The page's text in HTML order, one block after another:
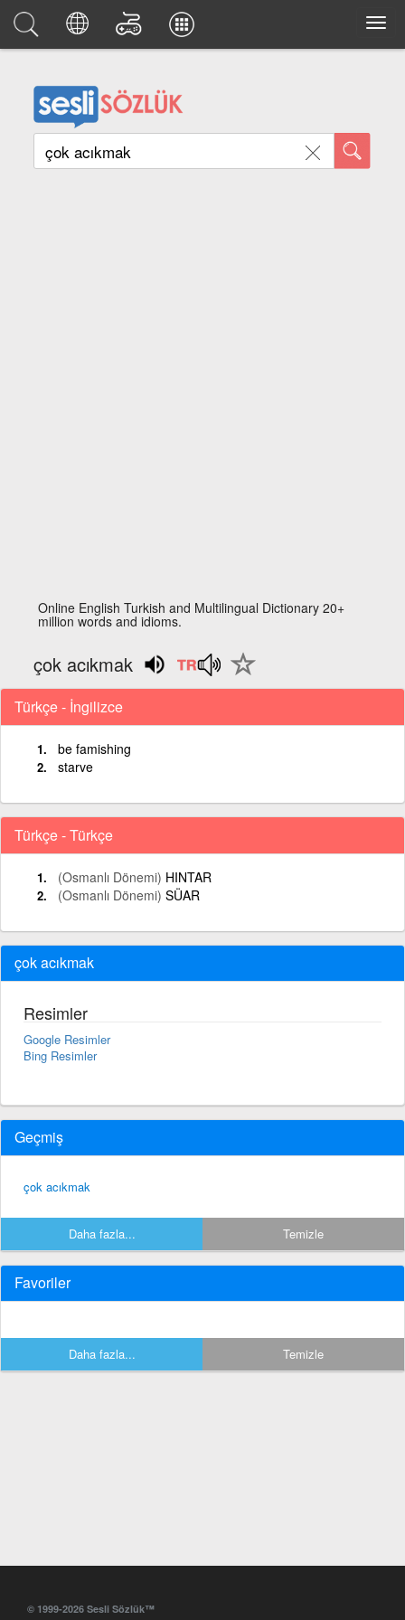
Online English Turkish and Multilingual Dictionary 20+
million words and idioms.
çok acıkmak
Türkçe - İngilizce
be famishing
starve
Türkçe - Türkçe
(Osmanlı Dönemi) HINTAR
(Osmanlı Dönemi) SÜAR
çok acıkmak
Resimler
Google Resimler
Bing Resimler
Geçmiş
çok acıkmak
Daha fazla... Temizle
Favoriler
Daha fazla... Temizle
© 1999-2026 Sesli Sözlük™